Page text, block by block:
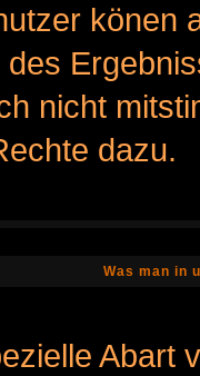
könen
nicht
dazu.
Was man in
Abart